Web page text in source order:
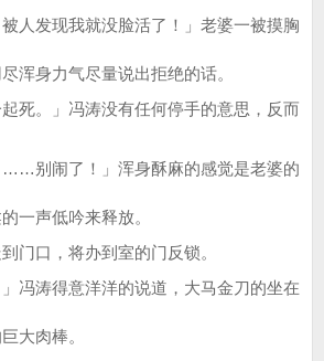
发现我就没脸活了！」老婆一被摸胸
浑身力气尽量说出拒绝的话。
。」冯涛没有任何停手的意思，反而
闹了！」浑身酥麻的感觉是老婆的
一声低吟来释放。
口，将办到室的门反锁。
涛得意洋洋的说道，大马金刀的坐在
大肉棒。